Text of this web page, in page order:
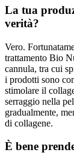
La tua
verità?
Vero.
trattamento Bio
cannula, tra cui
i prodotti sono
stimolare il
serraggio nella
gradualmente,
di collagene.
È bene